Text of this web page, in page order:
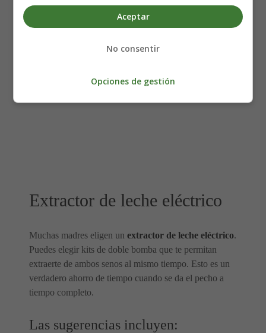
Extractor de leche eléctrico
Muchas madres eligen un extractor de leche eléctrico.
Puedes elegir kits de doble bomba que te permitan
extraerte de ambos senos al mismo tiempo. Esto es un
verdadero ahorro de tiempo cuando se da el pecho a
tiempo completo.
Las sugerencias incluyen:
Aceptar
No consentir
Opciones de gestión